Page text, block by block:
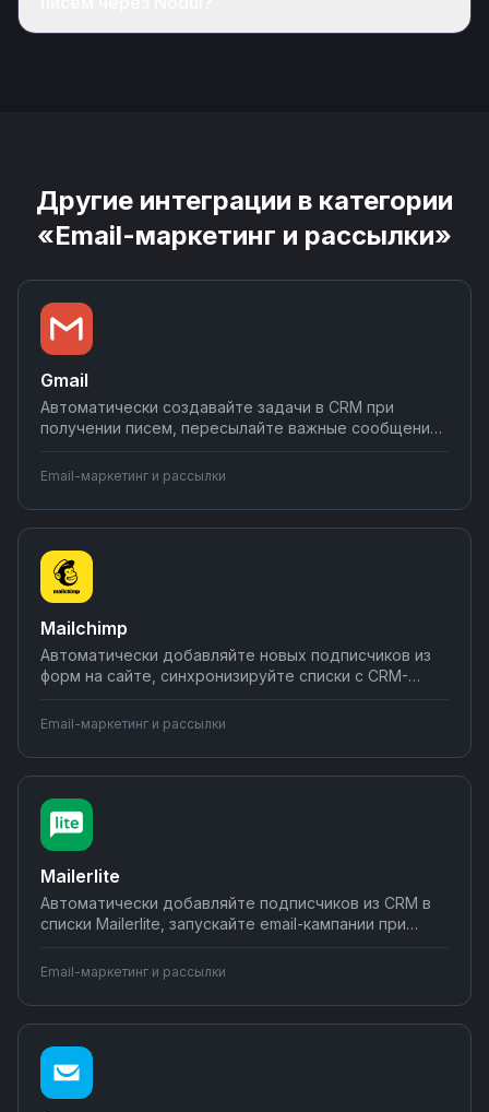
Другие интеграции в категории
«Email-маркетинг и рассылки»
Gmail
Автоматически создавайте задачи в CRM при
получении писем, пересылайте важные сообщения
облачные хранилища. Настраивайте почтовые
интеграции без программирования — от простых
уведомлений до сложных бизнес-процессов за час.
Email-маркетинг и рассылки
Mailchimp
Автоматически добавляйте новых подписчиков из
форм на сайте, синхронизируйте списки с CRM-
определенных событиях в других сервисах.
Подключайте Mailchimp к вашим инструментам
через интеграции на Nodul — настройка за
несколько кликов без технических знаний.
Email-маркетинг и рассылки
Mailerlite
Автоматически добавляйте подписчиков из CRM в
списки Mailerlite, запускайте email-кампании при
открытий в аналитические системы. Настраивайте
интеграции с Mailerlite на платформе Nodul — без
программирования и технических знаний.
Email-маркетинг и рассылки